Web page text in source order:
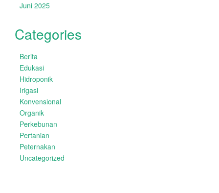
Juni 2025
Categories
Berita
Edukasi
Hidroponik
Irigasi
Konvensional
Organik
Perkebunan
Pertanian
Peternakan
Uncategorized